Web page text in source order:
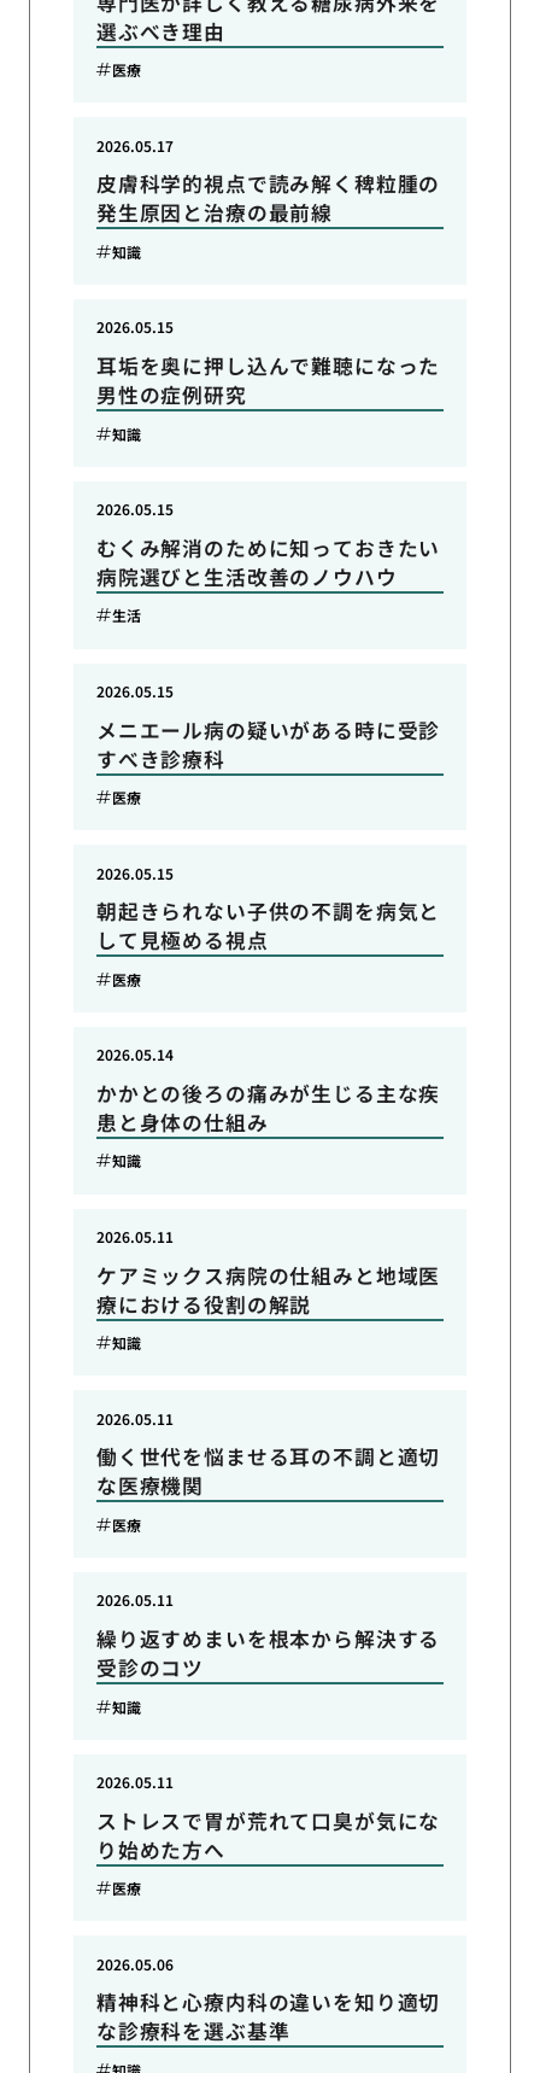
選ぶべき理由
医療
皮膚科学的視点で読み解く稗粒腫の
発生原因と治療の最前線
2026.05.17
知識
耳垢を奥に押し込んで難聴になった
男性の症例研究
2026.05.15
知識
むくみ解消のために知っておきたい
病院選びと生活改善のノウハウ
2026.05.15
生活
メニエール病の疑いがある時に受診
すべき診療科
2026.05.15
医療
朝起きられない子供の不調を病気と
して見極める視点
2026.05.15
医療
かかとの後ろの痛みが生じる主な疾
患と身体の仕組み
2026.05.14
知識
ケアミックス病院の仕組みと地域医
療における役割の解説
2026.05.11
知識
働く世代を悩ませる耳の不調と適切
な医療機関
2026.05.11
医療
繰り返すめまいを根本から解決する
受診のコツ
2026.05.11
知識
ストレスで胃が荒れて口臭が気にな
り始めた方へ
2026.05.11
医療
精神科と心療内科の違いを知り適切
な診療科を選ぶ基準
2026.05.06